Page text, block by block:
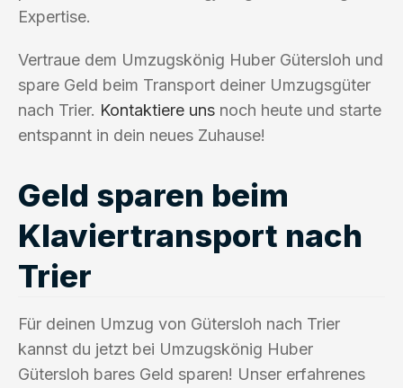
Expertise.
Vertraue dem Umzugskönig Huber Gütersloh und
spare Geld beim Transport deiner Umzugsgüter
nach Trier. Kontaktiere uns noch heute und starte
entspannt in dein neues Zuhause!
Geld sparen beim
Klaviertransport nach
Trier
Für deinen Umzug von Gütersloh nach Trier
kannst du jetzt bei Umzugskönig Huber
Gütersloh bares Geld sparen! Unser erfahrenes